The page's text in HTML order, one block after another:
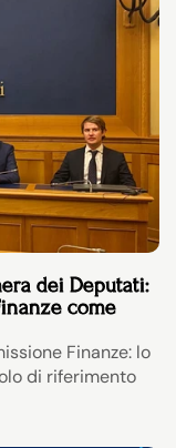
dei Deputati:
come
Finanze: lo
di riferimento